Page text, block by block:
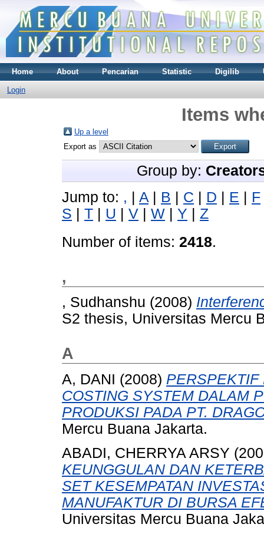
Home About Pencarian Statistic Digilib
Login
Items
Up a level
Export as
Group by:
Jump to: , | A | B | C | D | E | F
S | T | U | V | W | Y | Z
Number of items: 2418.
,
, Sudhanshu (2008)
S2 thesis, Universitas Mercu
A
A, DANI (2008) PERSPEKTIF
COSTING SYSTEM DALAM
PRODUKSI PADA PT.
Mercu Buana Jakarta.
ABADI, CHERRYA ARSY
KEUNGGULAN DAN
SET KESEMPATAN
MANUFAKTUR DI BURSA
Universitas Mercu Buana